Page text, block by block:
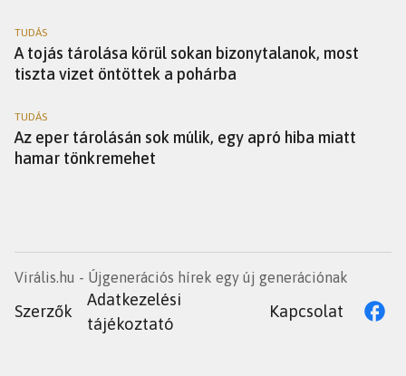
TUDÁS
A tojás tárolása körül sokan bizonytalanok, most
tiszta vizet öntöttek a pohárba
TUDÁS
Az eper tárolásán sok múlik, egy apró hiba miatt
hamar tönkremehet
Virális.hu - Újgenerációs hírek egy új generációnak
Szerzők
Adatkezelési
tájékoztató
Kapcsolat